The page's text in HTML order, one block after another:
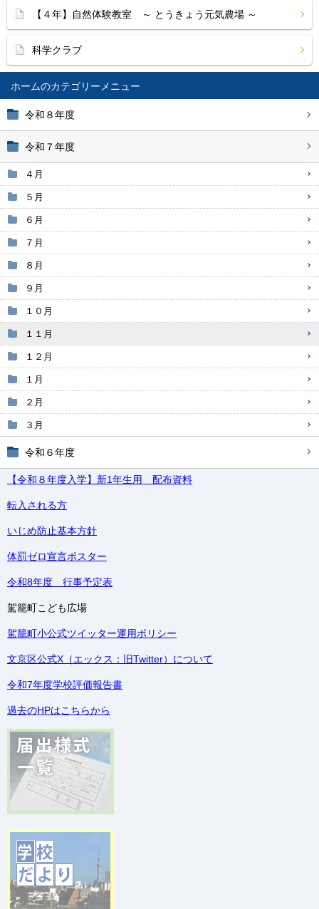
ホーム
令和８年度
令和７年度
４月
５月
６月
７月
８月
９月
１０月
１１月
１２月
１月
２月
３月
令和６年度
【令和８年度入学】新1年生用 配布資料
転入される方
いじめ防止基本方針
体罰ゼロ宣言ポスター
令和8年度 行事予定表
駕籠町こども広場
駕籠町小公式ツイッター運用ポリシー
文京区公式X（エックス：旧Twitter）について
令和7年度学校評価報告書
過去のHPはこちらから
【４年】自然体験教室 ～ とうきょう元気農場 ～
科学クラブ